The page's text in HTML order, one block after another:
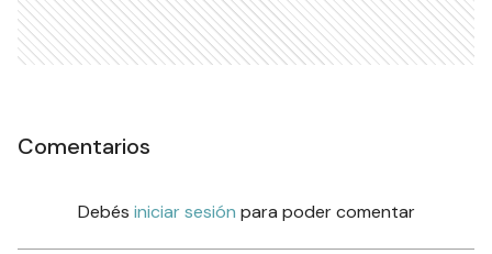
Comentarios
Debés iniciar sesión para poder comentar